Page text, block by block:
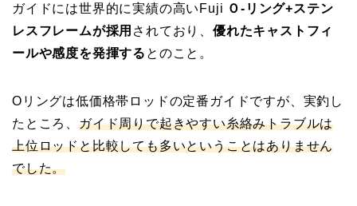
ガイドには世界的に実績の高いFuji Ｏ-リング+ステン
レスフレームが採用 されており、優れたキャストフィ
ールや感度を発揮する とのこと。
Oリングは低価格帯ロッドの定番ガイドですが、実釣し
たところ、 ガイド周りで起きやすい糸絡みトラブルは
上位ロッドと比較しても多いということはありません
でした。